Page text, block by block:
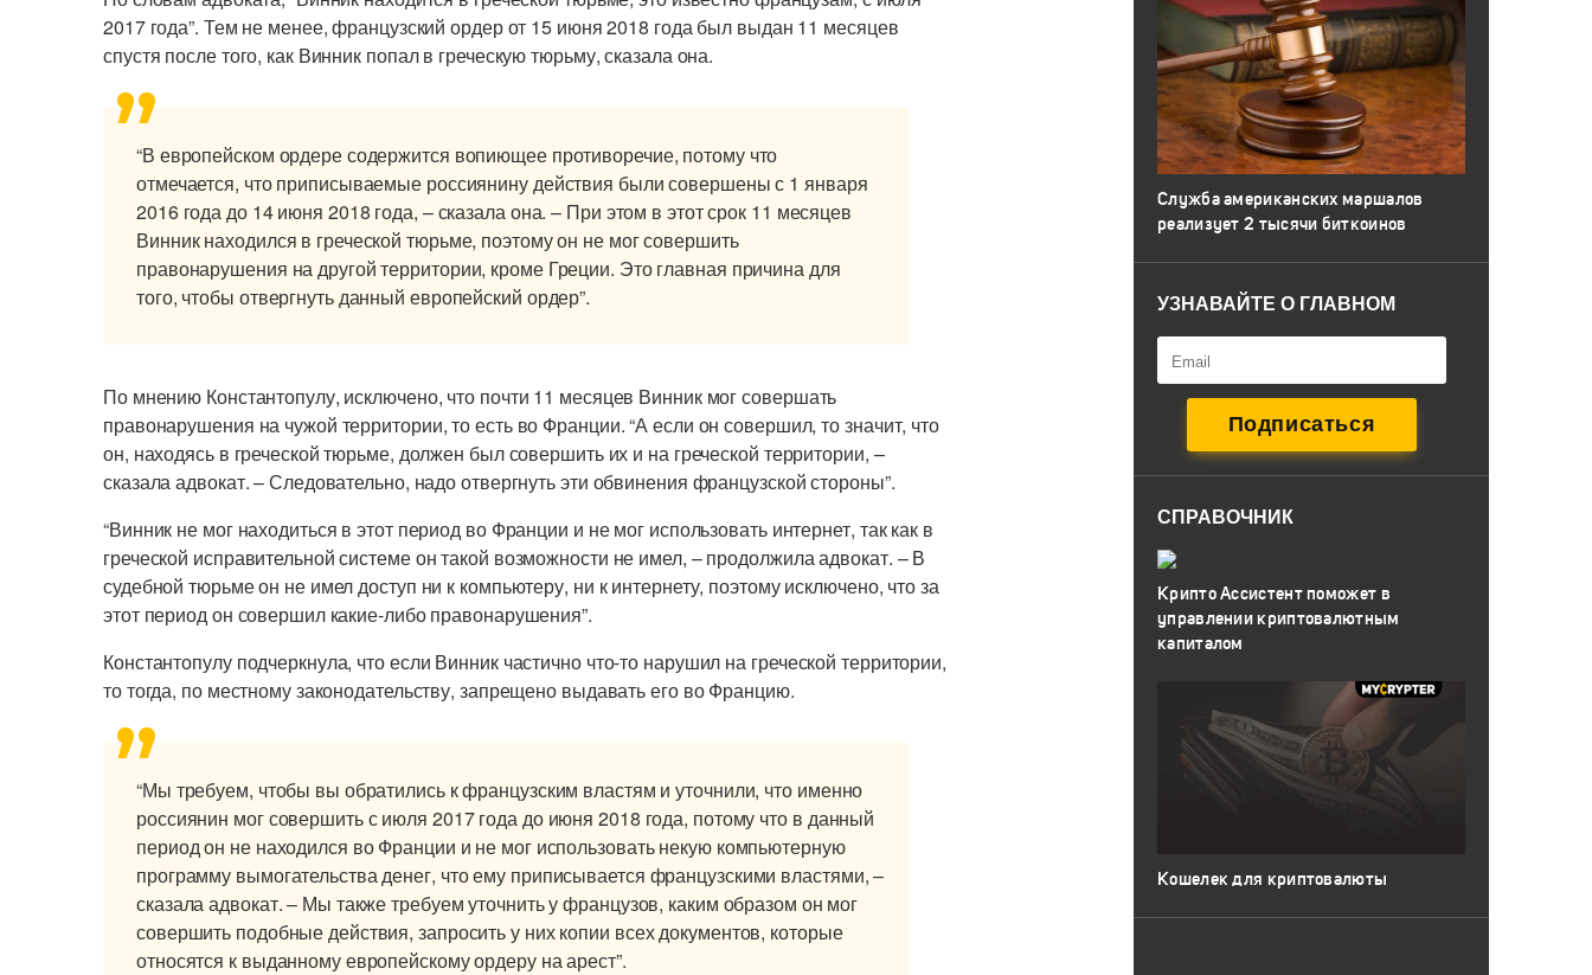
2017 года”. Тем не менее, французский ордер от 15 июня 2018 года был выдан 11 месяцев
спустя после того, как Винник попал в греческую тюрьму, сказала она.
“В европейском ордере содержится вопиющее противоречие, потому что
отмечается, что приписываемые россиянину действия были совершены с 1 января
2016 года до 14 июня 2018 года, – сказала она. – При этом в этот срок 11 месяцев
Винник находился в греческой тюрьме, поэтому он не мог совершить
правонарушения на другой территории, кроме Греции. Это главная причина для
того, чтобы отвергнуть данный европейский ордер”.
По мнению Константопулу, исключено, что почти 11 месяцев Винник мог совершать
правонарушения на чужой территории, то есть во Франции. “А если он совершил, то значит, что
он, находясь в греческой тюрьме, должен был совершить их и на греческой территории, –
сказала адвокат. – Следовательно, надо отвергнуть эти обвинения французской стороны”.
“Винник не мог находиться в этот период во Франции и не мог использовать интернет, так как в
греческой исправительной системе он такой возможности не имел, – продолжила адвокат. – В
судебной тюрьме он не имел доступ ни к компьютеру, ни к интернету, поэтому исключено, что за
этот период он совершил какие-либо правонарушения”.
Константопулу подчеркнула, что если Винник частично что-то нарушил на греческой территории,
то тогда, по местному законодательству, запрещено выдавать его во Францию.
“Мы требуем, чтобы вы обратились к французским властям и уточнили, что именно
россиянин мог совершить с июля 2017 года до июня 2018 года, потому что в данный
период он не находился во Франции и не мог использовать некую компьютерную
программу вымогательства денег, что ему приписывается французскими властями, –
сказала адвокат. – Мы также требуем уточнить у французов, каким образом он мог
совершить подобные действия, запросить у них копии всех документов, которые
относятся к выданному европейскому ордеру на арест”.
Служба американских маршалов
реализует 2 тысячи биткоинов
УЗНАВАЙТЕ О ГЛАВНОМ
СПРАВОЧНИК
Крипто Ассистент поможет в
управлении криптовалютным
капиталом
Кошелек для криптовалюты